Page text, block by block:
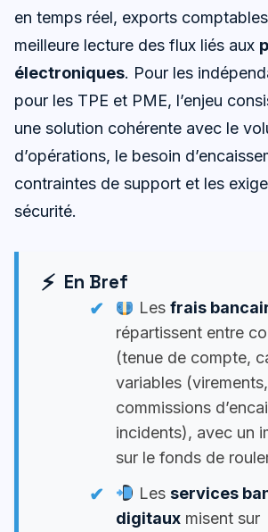
en temps réel, exports
meilleure lecture des flux liés aux
électroniques. Pour les
pour les TPE et PME, l’enjeu
une solution cohérente avec le
d’opérations, le besoin
contraintes de support et les
sécurité.
En Bref
Les frais
répartissent entre
(tenue de compte,
variables (virements,
commissions
incidents), avec un
sur le fonds de
Les services
digitaux misent sur